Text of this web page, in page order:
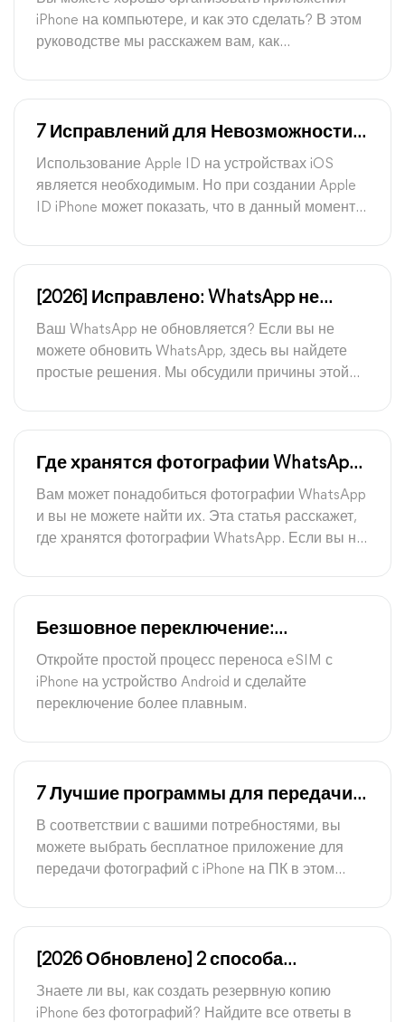
iPhone на компьютере, и как это сделать? В этом
руководстве мы расскажем вам, как
7 Исправлений для Невозможности
Создания Apple ID В данный момент
Использование Apple ID на устройствах iOS
является необходимым. Но при создании Apple
ID iPhone может показать, что в данный момент
[2026] Исправлено: WhatsApp не
обновляется на iPhone
Ваш WhatsApp не обновляется? Если вы не
можете обновить WhatsApp, здесь вы найдете
простые решения. Мы обсудили причины этой
Где хранятся фотографии WhatsApp
на iPhone, Android, ПК?
Вам может понадобиться фотографии WhatsApp
и вы не можете найти их. Эта статья расскажет,
где хранятся фотографии WhatsApp. Если вы не
WhatsApp.
Безшовное переключение:
переведите eSIM с iPhone на Android
Откройте простой процесс переноса eSIM с
iPhone на устройство Android и сделайте
переключение более плавным.
7 Лучшие программы для передачи
фотографий с iPhone на ПК
В соответствии с вашими потребностями, вы
можете выбрать бесплатное приложение для
передачи фотографий с iPhone на ПК в этом
[2026 Обновлено] 2 способа
резервного копирования iPhone без
фотографий легко
Знаете ли вы, как создать резервную копию
iPhone без фотографий? Найдите все ответы в